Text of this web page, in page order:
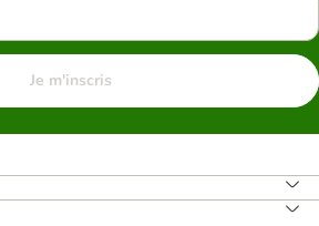
Je m'inscris